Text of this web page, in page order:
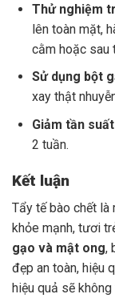
Thử nghiệm
lên toàn mặt,
cằm hoặc sau
Sử dụng bột
xay thật
Giảm tần
2 tuần.
Kết luận
Tẩy tế bào chết là
khỏe mạnh, tươi
gạo và mật ong,
đẹp an toàn, hiệu
hiệu quả sẽ